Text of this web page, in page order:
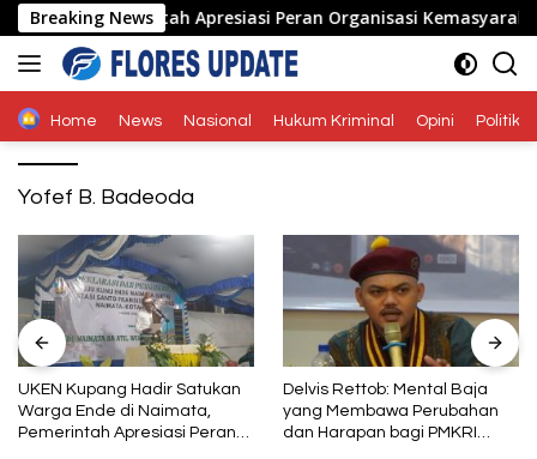
Langsung
ke
konten
Breaking News
Pemerintah Apresiasi Peran Organisasi Kemasyarakatan
Home News Nasional Hukum Kriminal Opini Politik
Yofef B. Badeoda
Delvis Rettob: Mental Baja
yang Membawa Perubahan
dan Harapan bagi PMKRI
PT Sokoria Geothermal
Indonesia Perkuat Kolaborasi
dengan Masyarakat di